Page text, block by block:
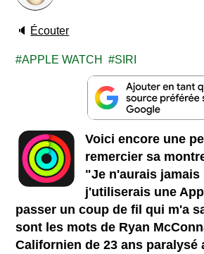
🔈 Écouter
APPLE WATCH SIRI
Voici encore une
remercier sa
"Je n'aurais jamais
j'utiliserais une
passer un coup de fil qui m'a
sont les mots de Ryan
Californien de 23 ans paralysé